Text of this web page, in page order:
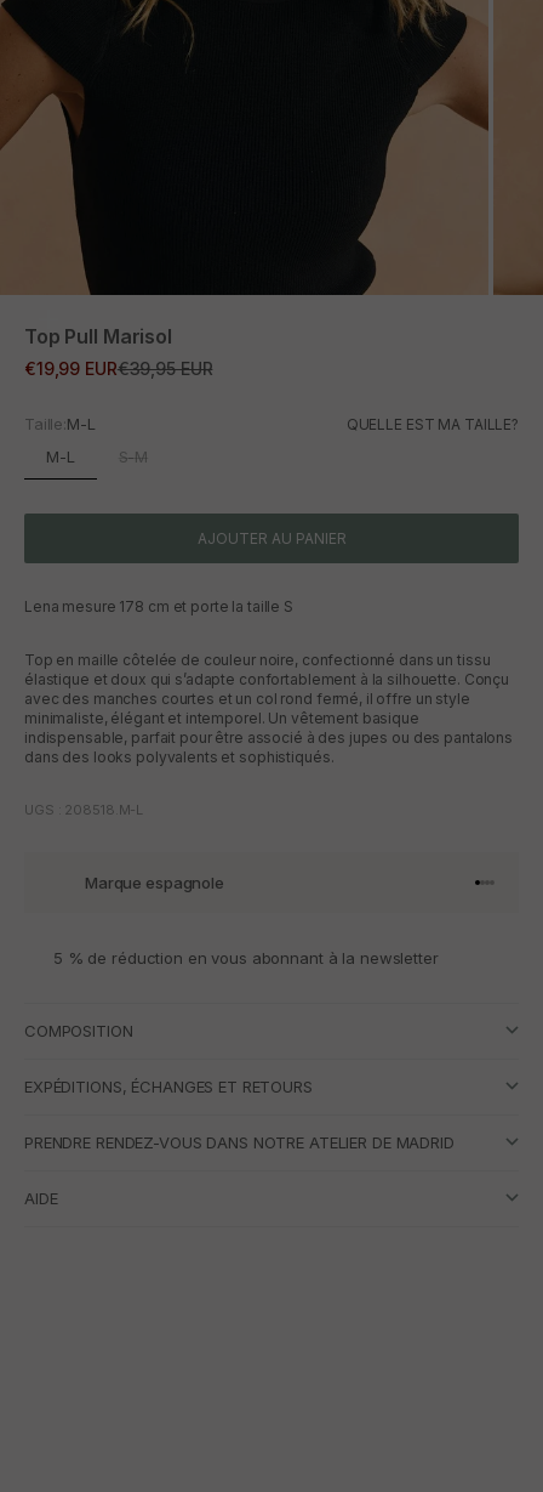
Top Pull Marisol
Prix promotionnel
€19,99 EURPrix normal
€39,95 EUR
Taille:M-L QUELLE EST MA TAILLE?
M-L S-M
AJOUTER AU PANIER
Lena mesure 178 cm et porte la taille S
Top en maille côtelée de couleur noire, confectionné dans un tissu
élastique et doux qui s’adapte confortablement à la silhouette. Conçu
avec des manches courtes et un col rond fermé, il offre un style
minimaliste, élégant et intemporel. Un vêtement basique
indispensable, parfait pour être associé à des jupes ou des pantalons
dans des looks polyvalents et sophistiqués.
UGS : 208518.M-L
Marque espagnole Aller à
Aller à
Aller à
Aller
5 % de réduction en vous abonnant à la newsletter
COMPOSITION
EXPÉDITIONS, ÉCHANGES ET RETOURS
PRENDRE RENDEZ-VOUS DANS NOTRE ATELIER DE MADRID
AIDE